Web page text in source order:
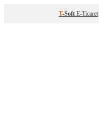
T-Soft E-Ticaret